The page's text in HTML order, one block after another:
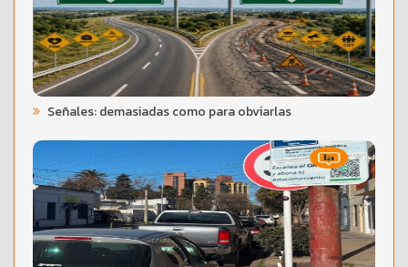
Señales: demasiadas como para obviarlas